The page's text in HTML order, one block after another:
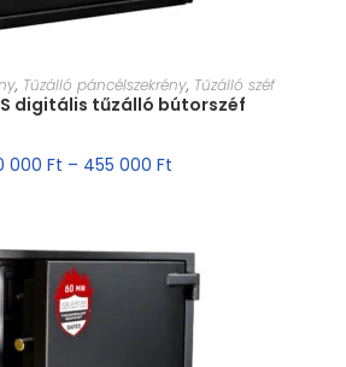
VÁLASZTÁSA
, Tűzálló páncélszekrény, Tűzálló széf
digitális tűzálló bútorszéf
000 Ft – 455 000 Ft